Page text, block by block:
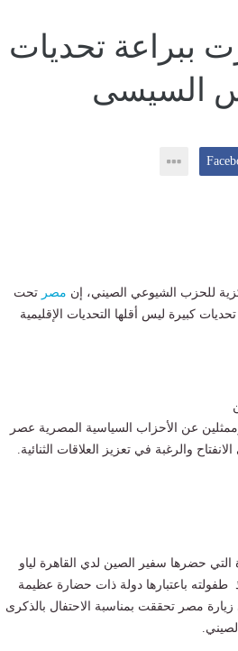
ببراعة تحديات
السيسى
للحزب الشيوعي الصيني، إن مصر تحت
كبيرة ليس أقلها التحديات الإقليمية
عن الأحزاب السياسية المصرية عصر
والرغبة في تعزيز العلاقات الثنائية.
حضرها سفير الصين لدي القاهرة لياو
طفولته باعتبارها دولة ذات حضارة عظيمة
مصر تحققت بمناسبة الاحتفال بالذكرى